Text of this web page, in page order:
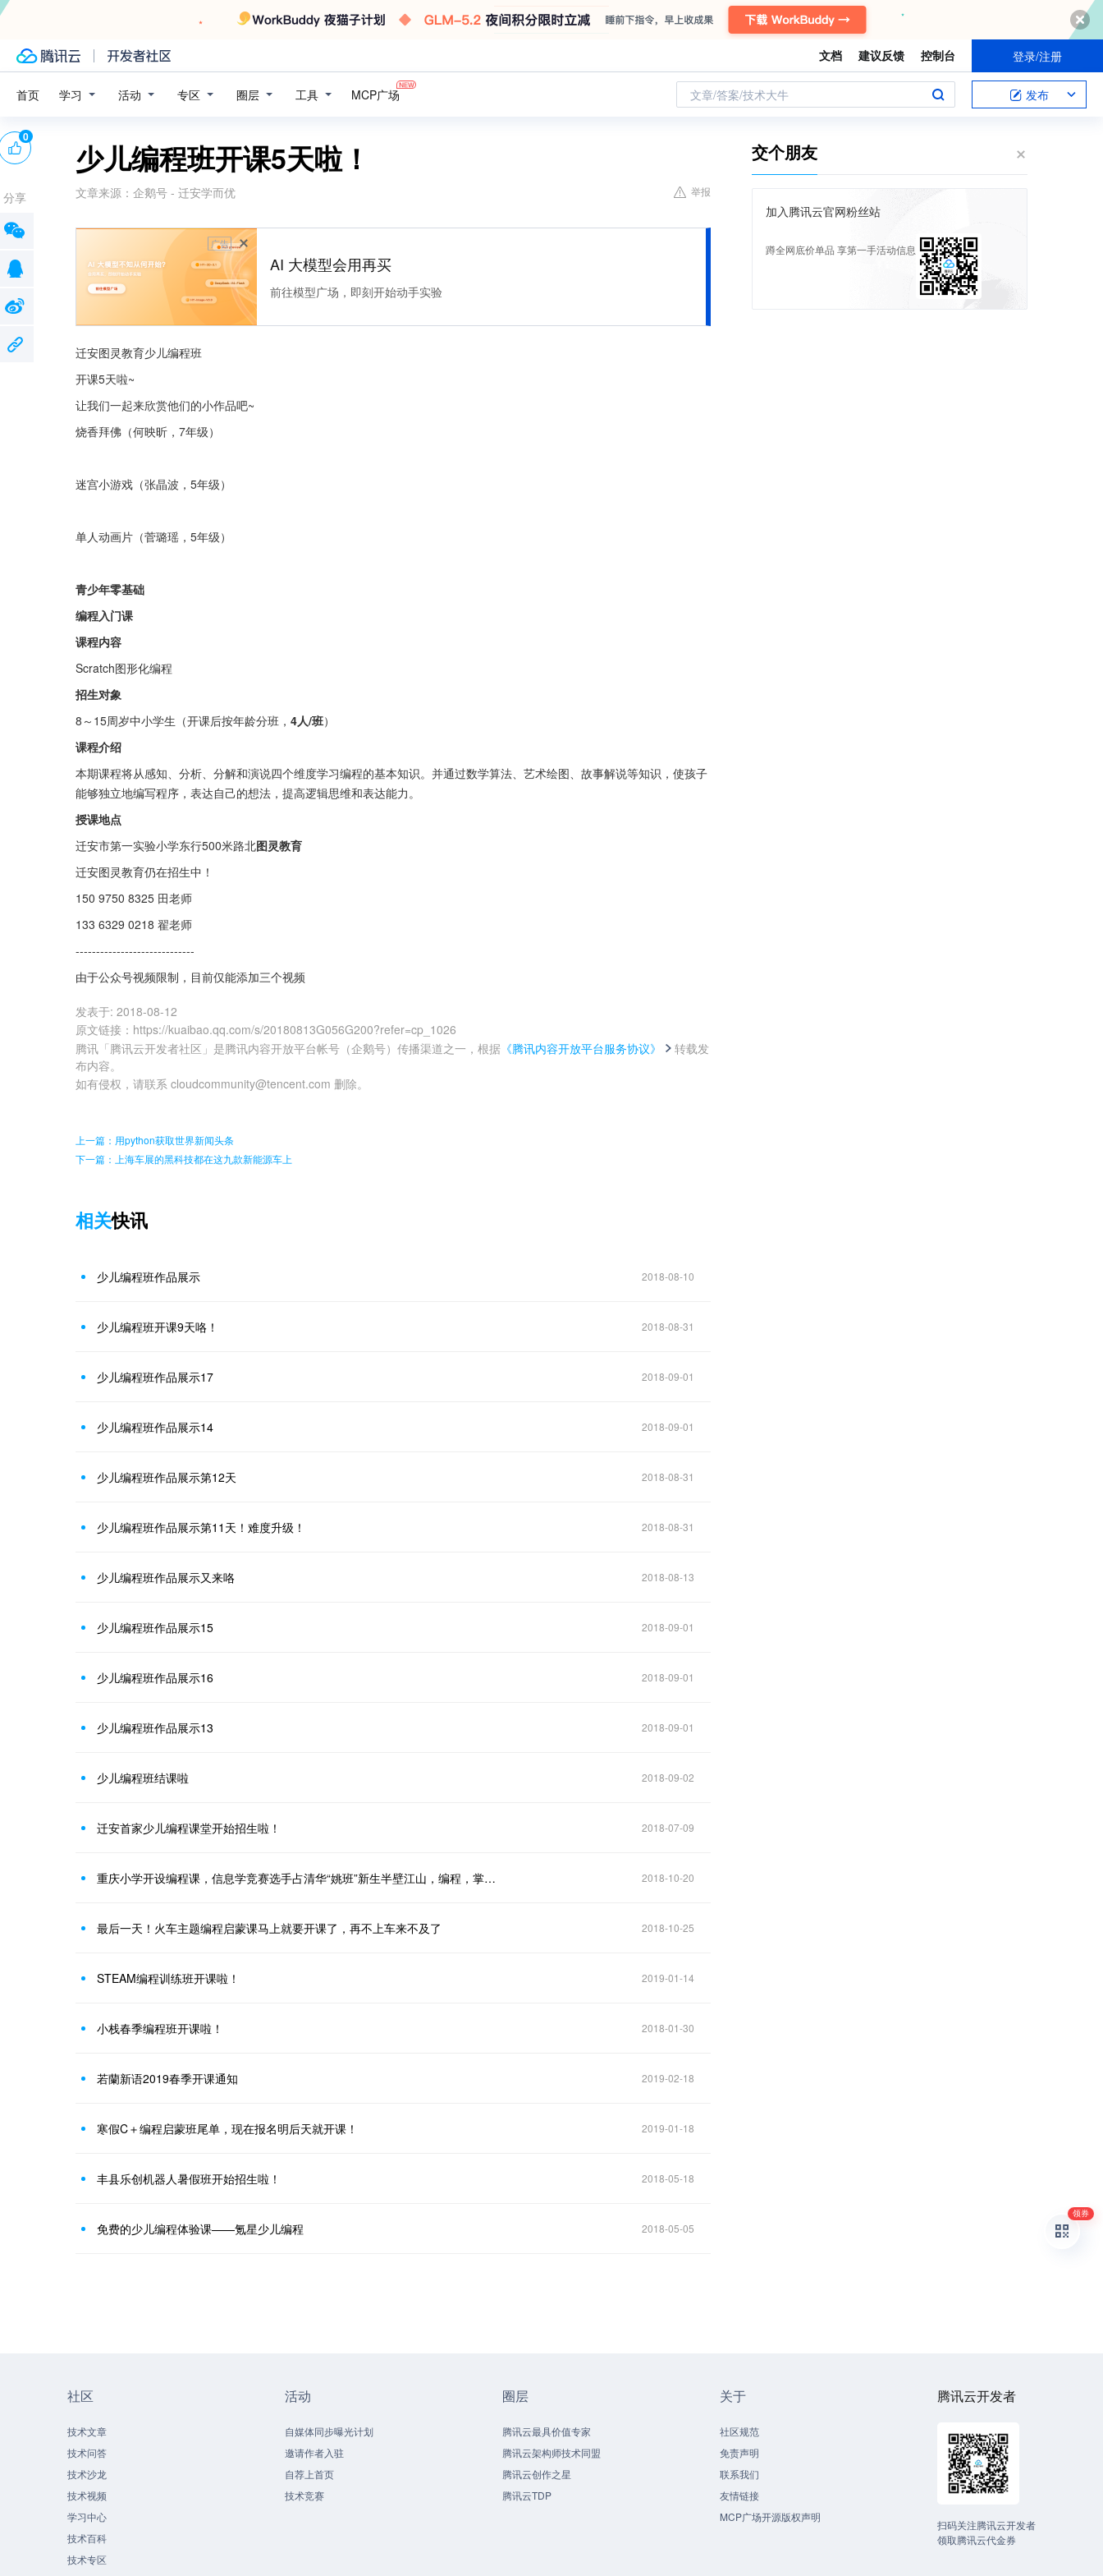
文档 建议反馈 控制台 登录/注册
首页 学习 活动 专区 圈层 工具 MCP广场 文章/答案/技术大牛 发布
少儿编程班开课5天啦！
文章来源： 企鹅号 - 迁安学而优 举报
广告
AI 大模型会用再买
前往模型广场，即刻开始动手实验
迁安图灵教育少儿编程班
开课5天啦~
让我们一起来欣赏他们的小作品吧~
烧香拜佛（何映昕，7年级）
迷宫小游戏（张晶波，5年级）
单人动画片（菅璐瑶，5年级）
青少年零基础
编程入门课
课程内容
Scratch图形化编程
招生对象
8～15周岁中小学生（开课后按年龄分班， 4人/班）
课程介绍
本期课程将从感知、分析、分解和演说四个维度学习编程的基本知识。并通过数学算法、艺术绘图、故事解说等知识，使孩子
能够独立地编写程序，表达自己的想法，提高逻辑思维和表达能力。
授课地点
迁安市第一实验小学东行500米路北图灵教育
迁安图灵教育仍在招生中！
150 9750 8325 田老师
133 6329 0218 翟老师
-----------------------------
由于公众号视频限制，目前仅能添加三个视频
发表于: 2018-08-12
原文链接 ： https://kuaibao.qq.com/s/20180813G056G200?refer=cp_1026
腾讯「腾讯云开发者社区」是腾讯内容开放平台帐号（企鹅号）传播渠道之一，根据 《腾讯内容开放平台服务协议》
转载发
布内容。
如有侵权，请联系 cloudcommunity@tencent.com 删除。
0
分享
上一篇：用python获取世界新闻头条
下一篇：上海车展的黑科技都在这九款新能源车上
相关快讯
少儿编程班作品展示 2018-08-10
少儿编程班开课9天咯！ 2018-08-31
少儿编程班作品展示17 2018-09-01
少儿编程班作品展示14 2018-09-01
少儿编程班作品展示第12天 2018-08-31
少儿编程班作品展示第11天！难度升级！ 2018-08-31
少儿编程班作品展示又来咯 2018-08-13
少儿编程班作品展示15 2018-09-01
少儿编程班作品展示16 2018-09-01
少儿编程班作品展示13 2018-09-01
少儿编程班结课啦 2018-09-02
迁安首家少儿编程课堂开始招生啦！ 2018-07-09
重庆小学开设编程课，信息学竞赛选手占清华“姚班”新生半壁江山，编程，掌握未来的钥匙！ 2018-10-20
最后一天！火车主题编程启蒙课马上就要开课了，再不上车来不及了 2018-10-25
STEAM编程训练班开课啦！ 2019-01-14
小栈春季编程班开课啦！ 2018-01-30
若蘭新语2019春季开课通知 2019-02-18
寒假C＋编程启蒙班尾单，现在报名明后天就开课！ 2019-01-18
丰县乐创机器人暑假班开始招生啦！ 2018-05-18
免费的少儿编程体验课——氪星少儿编程 2018-05-05
交个朋友
加入腾讯云官网粉丝站
蹲全网底价单品 享第一手活动信息
社区
技术文章
技术问答
技术沙龙
技术视频
学习中心
技术百科
技术专区
活动
自媒体同步曝光计划
邀请作者入驻
自荐上首页
技术竞赛
圈层
腾讯云最具价值专家
腾讯云架构师技术同盟
腾讯云创作之星
腾讯云TDP
关于
社区规范
免责声明
联系我们
友情链接
MCP广场开源版权声明
腾讯云开发者
扫码关注腾讯云开发者
领取腾讯云代金券
领券